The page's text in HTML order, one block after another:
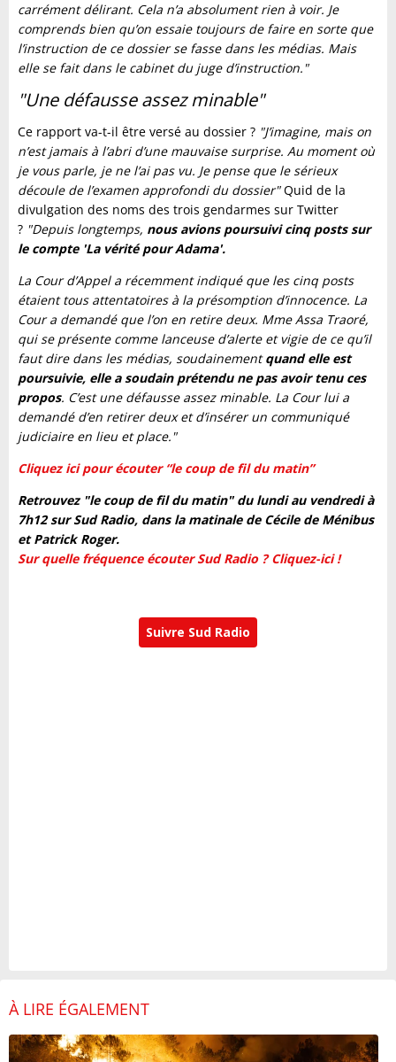
carrément délirant. Cela n’a absolument rien à voir. Je
comprends bien qu’on essaie toujours de faire en sorte que
l’instruction de ce dossier se fasse dans les médias. Mais
elle se fait dans le cabinet du juge d’instruction."
"Une défausse assez minable"
Ce rapport va-t-il être versé au dossier ? "J’imagine, mais on
n’est jamais à l’abri d’une mauvaise surprise. Au moment où
je vous parle, je ne l’ai pas vu. Je pense que le sérieux
découle de l’examen approfondi du dossier"Quid de la
divulgation des noms des trois gendarmes sur Twitter
? "Depuis longtemps, nous avions poursuivi cinq posts sur
le compte 'La vérité pour Adama'.
La Cour d’Appel a récemment indiqué que les cinq posts
étaient tous attentatoires à la présomption d’innocence. La
Cour a demandé que l’on en retire deux. Mme Assa Traoré,
qui se présente comme lanceuse d’alerte et vigie de ce qu’il
faut dire dans les médias, soudainementquand elle est
poursuivie, elle a soudain prétendu ne pas avoir tenu ces
propos. C’est une défausse assez minable. La Cour lui a
demandé d’en retirer deux et d’insérer un communiqué
judiciaire en lieu et place."
Cliquez ici pour écouter “le coup de fil du matin”
Retrouvez "le coup de fil du matin" du lundi au vendredi à
7h12 sur Sud Radio, dans la matinale de Cécile de Ménibus
et Patrick Roger.
Sur quelle fréquence écouter Sud Radio ? Cliquez-ici !
Suivre Sud Radio
À LIRE ÉGALEMENT